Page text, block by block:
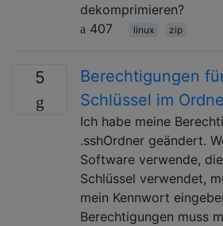
dekomprimieren?
407
linux zip
5
Berechtigungen
Schlüssel im
Ich habe meine
.sshOrdner geändert.
Software verwende,
Schlüssel verwendet,
mein Kennwort
Berechtigungen muss